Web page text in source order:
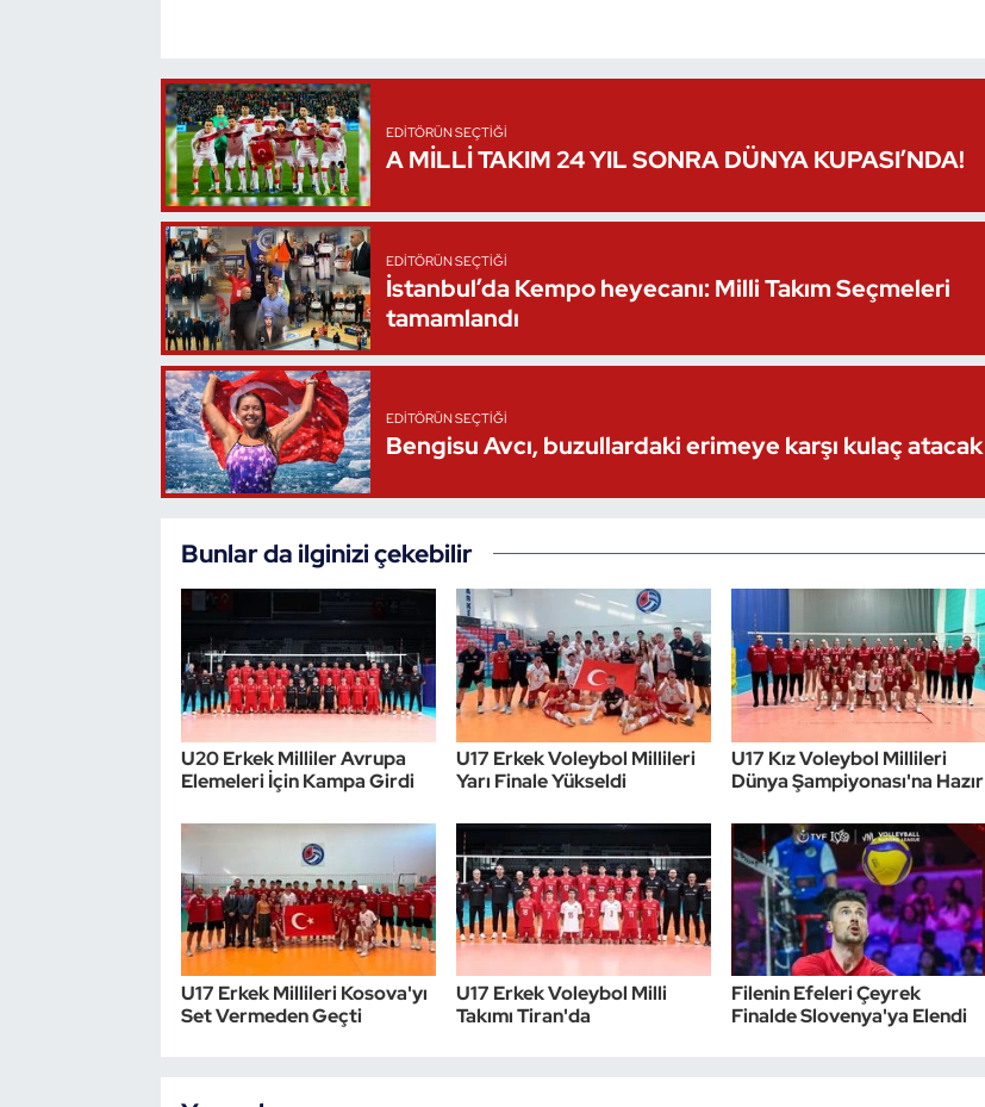
EDITÖRÜN SEÇTIĞI
A MİLLİ TAKIM 24 YIL SONRA DÜNYA KUPASI’NDA!
EDITÖRÜN SEÇTIĞI
İstanbul’da Kempo heyecanı: Milli Takım Seçmeleri
tamamlandı
EDITÖRÜN SEÇTIĞI
Bengisu Avcı, buzullardaki erimeye karşı kulaç atacak
Bunlar da ilginizi çekebilir
U20 Erkek Milliler Avrupa
Elemeleri İçin Kampa Girdi
U17 Erkek Voleybol Millileri
Yarı Finale Yükseldi
U17 Kız Voleybol Millileri
Dünya Şampiyonası'na Hazır
U17 Erkek Millileri Kosova'yı
Set Vermeden Geçti
U17 Erkek Voleybol Milli
Takımı Tiran'da
Filenin Efeleri Çeyrek
Finalde Slovenya'ya Elendi
Vücut Geliştirme Fitness
Wushu Kungfu